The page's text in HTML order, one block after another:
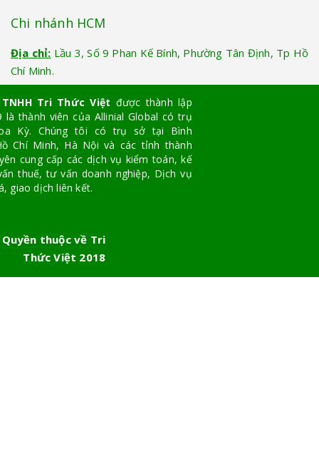
Chi nhánh HCM
Địa chỉ: Lầu 3, Số 9 Phan Kế Bính, Phường Tân Định, Tp Hồ
Chí Minh.
Tri Thức Việt được thành lập
là thành viên của Allinial Global có trụ
Kỳ. Chúng tôi có trụ sở tại Bình
Chí Minh, Hà Nội và các tỉnh thành
cung cấp các dịch vụ kiểm toán, kế
thuế, tư vấn doanh nghiệp, Dịch vụ
giao dịch liên kết.
Quyền thuộc về Tri
Thức Việt 2018